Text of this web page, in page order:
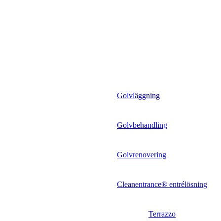
Golvläggning
Golvbehandling
Golvrenovering
Cleanentrance® entrélösning
Terrazzo